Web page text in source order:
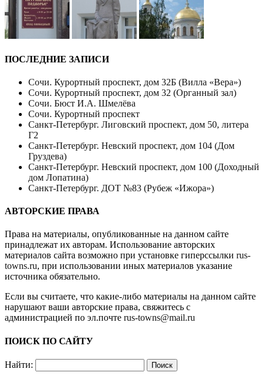
ПОСЛЕДНИЕ ЗАПИСИ
Сочи. Курортный проспект, дом 32Б (Вилла «Вера»)
Сочи. Курортный проспект, дом 32 (Органный зал)
Сочи. Бюст И.А. Шмелёва
Сочи. Курортный проспект
Санкт-Петербург. Лиговский проспект, дом 50, литера
Г2
Санкт-Петербург. Невский проспект, дом 104 (Дом
Груздева)
Санкт-Петербург. Невский проспект, дом 100 (Доходный
дом Лопатина)
Санкт-Петербург. ДОТ №83 (Рубеж «Ижора»)
АВТОРСКИЕ ПРАВА
Права на материалы, опубликованные на данном сайте
принадлежат их авторам. Использование авторских
материалов сайта возможно при установке гиперссылки rus-
towns.ru, при использовании иных материалов указание
источника обязательно.
Если вы считаете, что какие-либо материалы на данном сайте
нарушают ваши авторские права, свяжитесь с
администрацией по эл.почте rus-towns@mail.ru
ПОИСК ПО САЙТУ
Найти: